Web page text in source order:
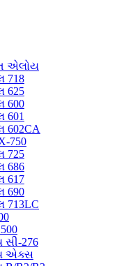
એલોય
718
625
600
601
602CA
750
725
686
617
690
713LC
સી-276
એક્સ